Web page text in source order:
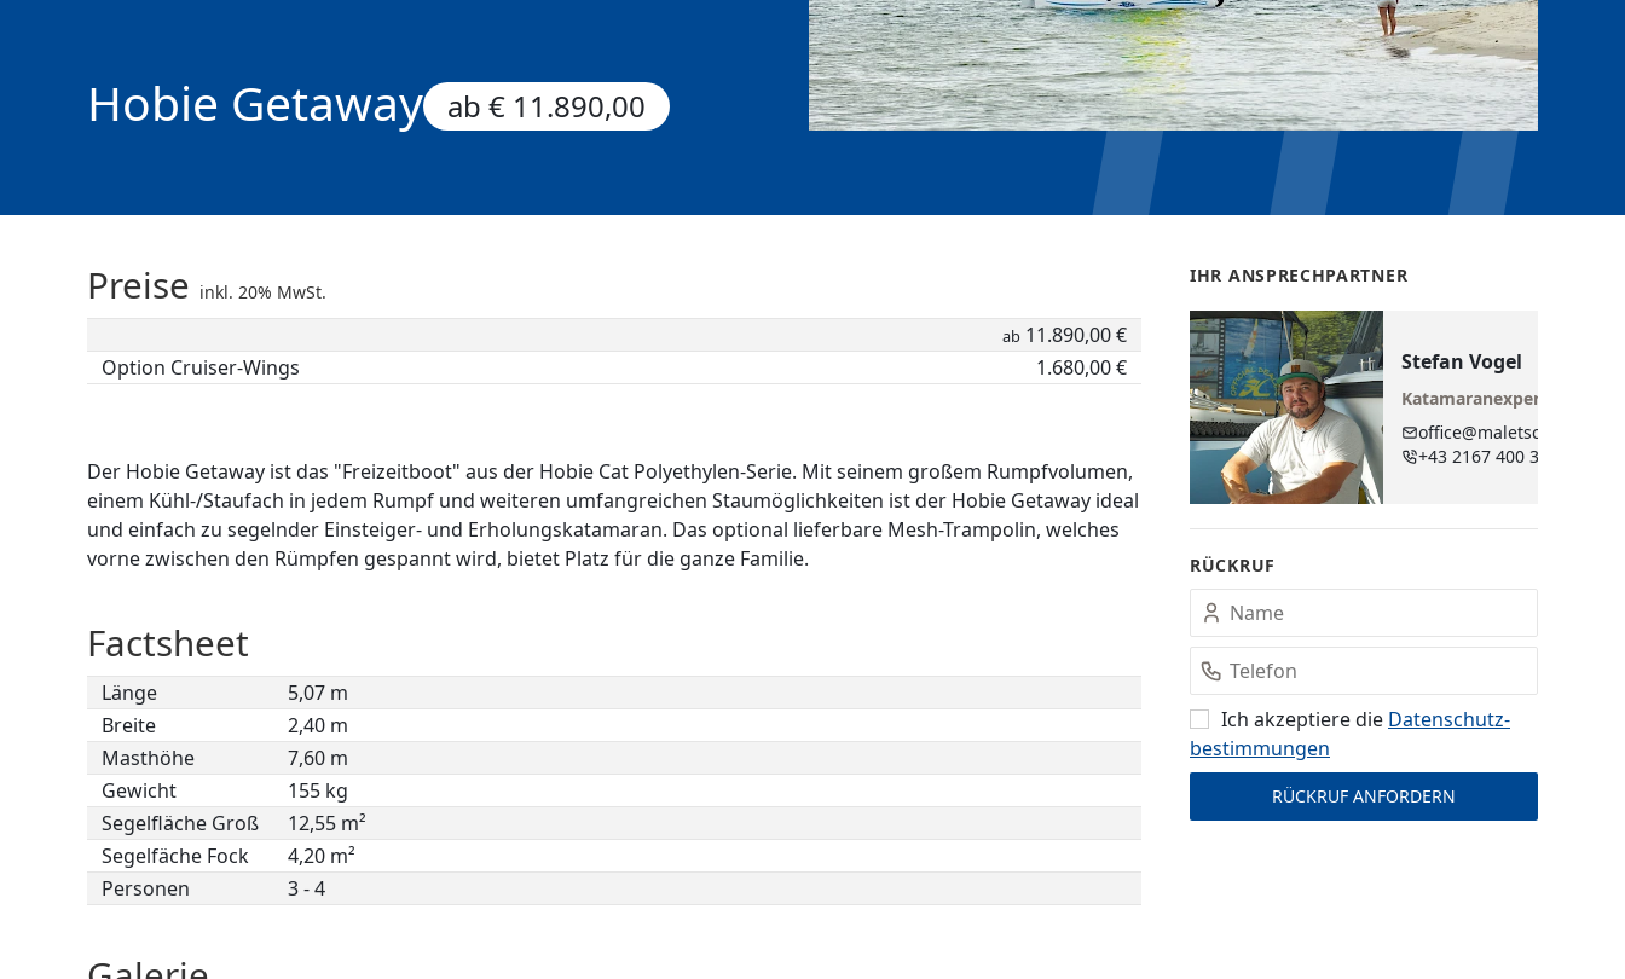
Hobie Getaway ab € 11.890,00
Preise inkl. 20% MwSt.
ab 11.890,00 €
Option Cruiser-Wings
1.680,00 €
Der Hobie Getaway ist das "Freizeitboot" aus der Hobie Cat Polyethylen-Serie. Mit seinem großem Rumpfvolumen,
einem Kühl-/Staufach in jedem Rumpf und weiteren umfangreichen Staumöglichkeiten ist der Hobie Getaway ideal
und einfach zu segelnder Einsteiger- und Erholungskatamaran. Das optional lieferbare Mesh-Trampolin, welches
vorne zwischen den Rümpfen gespannt wird, bietet Platz für die ganze Familie.
Factsheet
Länge
5,07 m
Breite
2,40 m
Masthöhe
7,60 m
Gewicht
155 kg
Segelfläche Groß
12,55 m²
Segelfäche Fock
4,20 m²
Personen
3 - 4
IHR ANSPRECHPARTNER
Stefan Vogel
Katamaranexperte
+43 2167 400 38
RÜCKRUF
Ich akzeptiere die Datenschutz­
bestimmungen